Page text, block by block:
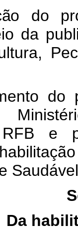
do
da
e
Da